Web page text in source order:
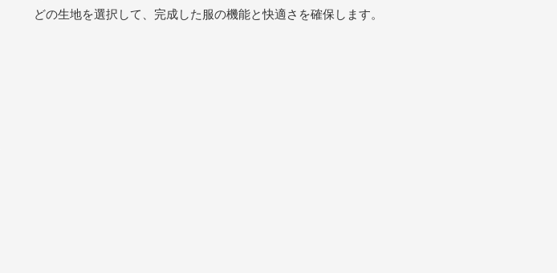
どの生地を選択して、完成した服の機能と快適さを確保します。